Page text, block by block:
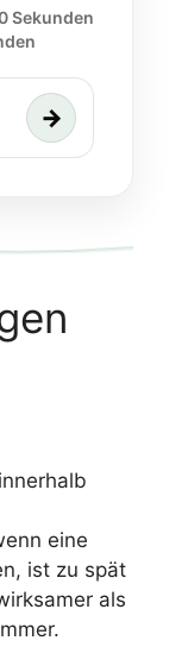
Sekunden
→
eine
ist zu spät
als